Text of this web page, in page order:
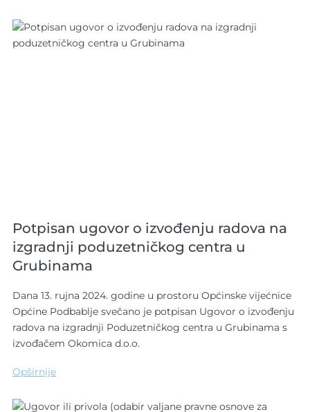
Potpisan ugovor o izvođenju radova na
izgradnji poduzetničkog centra u
Grubinama
Dana 13. rujna 2024. godine u prostoru Općinske vijećnice
Općine Podbablje svečano je potpisan Ugovor o izvođenju
radova na izgradnji Poduzetničkog centra u Grubinama s
izvođačem Okomica d.o.o.
Opširnije